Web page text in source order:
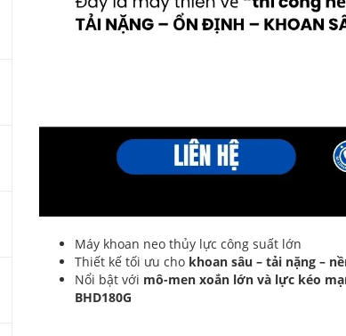
Máy khoan neo thủy lực công suất lớn
Thiết kế tối ưu cho khoan sâu – tải nặng –
Nổi bật với mô-men xoắn lớn và lực kéo
BHD180G